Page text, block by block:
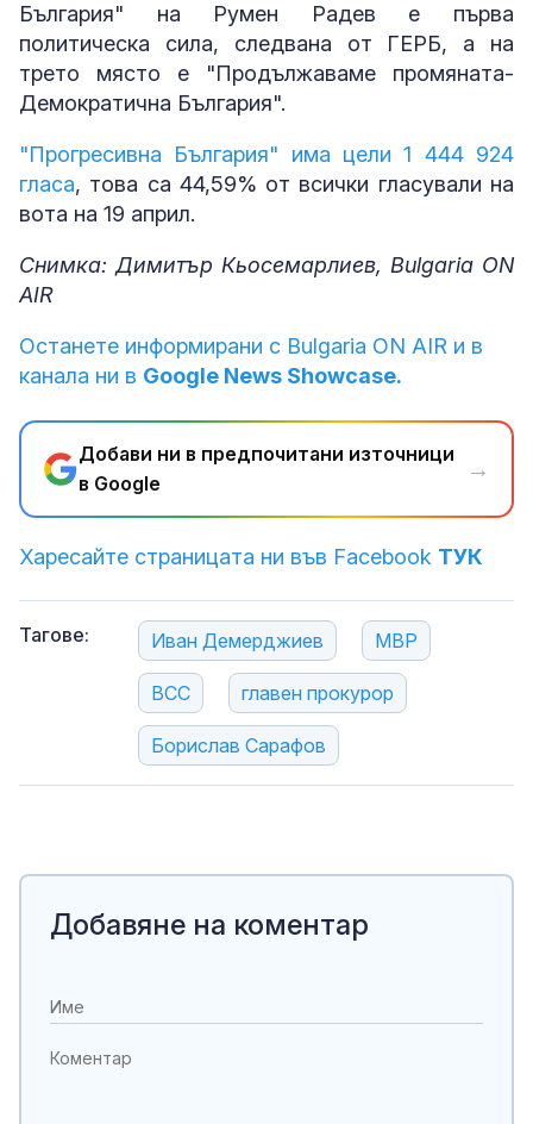
България" на Румен Радев е първа
политическа сила, следвана от ГЕРБ, а на
трето място е "Продължаваме промяната-
Демократична България".
"Прогресивна България" има цели 1 444 924
гласа, това са 44,59% от всички гласували на
вота на 19 април.
Снимка: Димитър Кьосемарлиев, Bulgaria ON
AIR
Останете информирани с Bulgaria ON AIR и в
канала ни в Google News Showcase.
Добави ни в предпочитани източници
в Google
→
Харесайте страницата ни във Facebook ТУК
Тагове: Иван Демерджиев МВР
ВСС главен прокурор
Борислав Сарафов
Добавяне на коментар